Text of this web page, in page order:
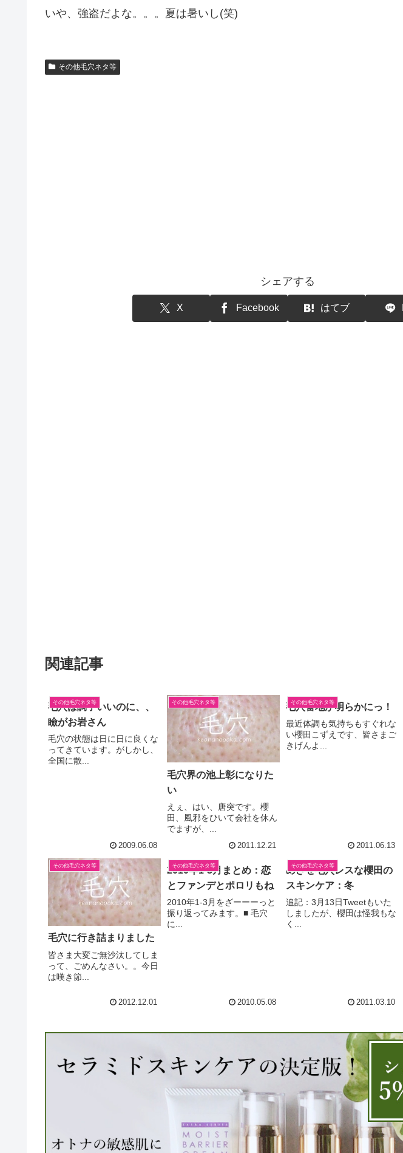
いや、強盗だよな。。。夏は暑いし(笑)
その他毛穴ネタ等
シェアする
X Facebook はてブ
関連記事
その他毛穴ネタ等
毛穴は調子いいのに、、
瞼がお岩さん
毛穴の状態は日に日に良くな
ってきています。がしかし、
全国に散...
2009.06.08
その他毛穴ネタ等
毛穴界の池上彰になりた
い
えぇ、はい、唐突です。櫻
田、風邪をひいて会社を休ん
でますが、...
2011.12.21
その他毛穴ネタ等
毛穴番地が明らかにっ！
最近体調も気持ちもすぐれな
い櫻田こずえです、皆さまご
きげんよ...
2011.06.13
その他毛穴ネタ等
毛穴に行き詰まりました
皆さま大変ご無沙汰してしま
って、ごめんなさい。。今日
は嘆き節...
2012.12.01
その他毛穴ネタ等
2010年1-3月まとめ：恋
とファンデとポロリもね
2010年1-3月をざーーーっと
振り返ってみます。■ 毛穴
に...
2010.05.08
その他毛穴ネタ等
めざせ毛穴レスな櫻田の
スキンケア：冬
追記：3月13日Tweetもいた
しましたが、櫻田は怪我もな
く...
2011.03.10